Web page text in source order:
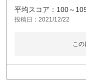
平均スコア：100～
投稿日：2021/12/22
この